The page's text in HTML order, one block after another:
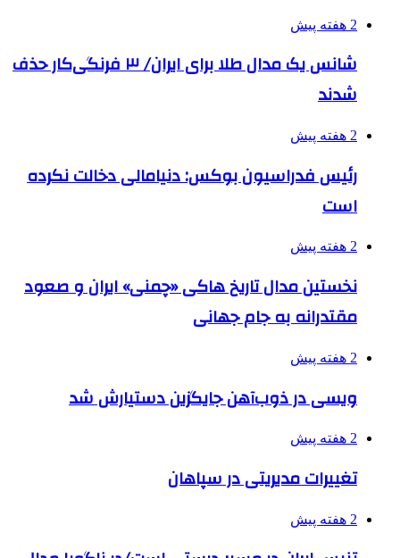
2 هفته پیش
شانس یک مدال طلا برای ایران/ ۳ فرنگی‌کار حذف
شدند
2 هفته پیش
رئیس فدراسیون بوکس: دنیامالی دخالت نکرده
است
2 هفته پیش
نخستین مدال تاریخ هاکی «چمنی» ایران و صعود
مقتدرانه به جام جهانی
2 هفته پیش
ویسی در ذوب‌آهن جایگزین دستیارش شد
2 هفته پیش
تغییرات مدیریتی در سپاهان
2 هفته پیش